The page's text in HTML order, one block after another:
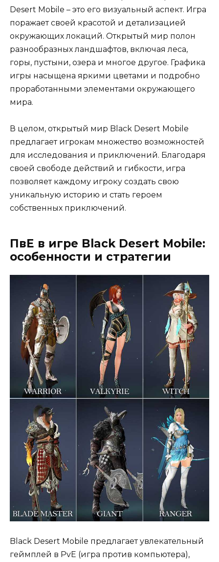
Desert Mobile – это его визуальный аспект. Игра
поражает своей красотой и детализацией
окружающих локаций. Открытый мир полон
разнообразных ландшафтов, включая леса,
горы, пустыни, озера и многое другое. Графика
игры насыщена яркими цветами и подробно
проработанными элементами окружающего
мира.
В целом, открытый мир Black Desert Mobile
предлагает игрокам множество возможностей
для исследования и приключений. Благодаря
своей свободе действий и гибкости, игра
позволяет каждому игроку создать свою
уникальную историю и стать героем
собственных приключений.
ПвЕ в игре Black Desert Mobile:
особенности и стратегии
Black Desert Mobile предлагает увлекательный
геймплей в PvE (игра против компьютера),